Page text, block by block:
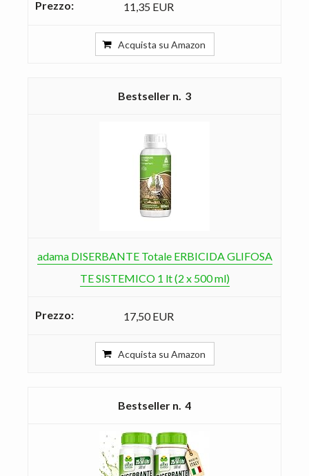
11,35 EUR
Acquista su Amazon
3
adama DISERBANTE Totale ERBICIDA GLIFOSA
TE SISTEMICO 1 lt (2 x 500 ml)
17,50 EUR
Acquista su Amazon
4